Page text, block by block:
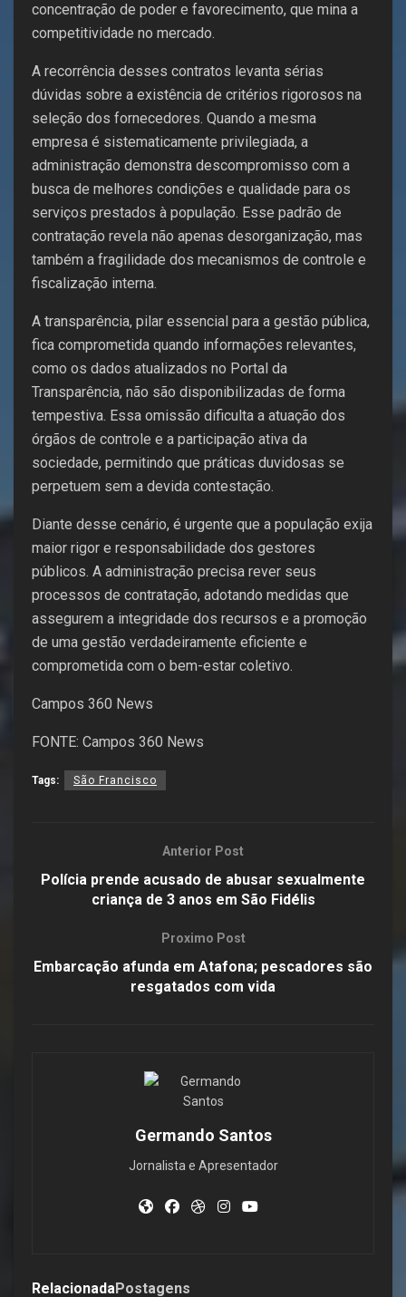
concentração de poder e favorecimento, que mina a
competitividade no mercado.
A recorrência desses contratos levanta sérias
dúvidas sobre a existência de critérios rigorosos na
seleção dos fornecedores. Quando a mesma
empresa é sistematicamente privilegiada, a
administração demonstra descompromisso com a
busca de melhores condições e qualidade para os
serviços prestados à população. Esse padrão de
contratação revela não apenas desorganização, mas
também a fragilidade dos mecanismos de controle e
fiscalização interna.
A transparência, pilar essencial para a gestão pública,
fica comprometida quando informações relevantes,
como os dados atualizados no Portal da
Transparência, não são disponibilizadas de forma
tempestiva. Essa omissão dificulta a atuação dos
órgãos de controle e a participação ativa da
sociedade, permitindo que práticas duvidosas se
perpetuem sem a devida contestação.
Diante desse cenário, é urgente que a população exija
maior rigor e responsabilidade dos gestores
públicos. A administração precisa rever seus
processos de contratação, adotando medidas que
assegurem a integridade dos recursos e a promoção
de uma gestão verdadeiramente eficiente e
comprometida com o bem-estar coletivo.
Campos 360 News
FONTE: Campos 360 News
Tags: São Francisco
Anterior Post
Polícia prende acusado de abusar sexualmente
criança de 3 anos em São Fidélis
Proximo Post
Embarcação afunda em Atafona; pescadores são
resgatados com vida
Germando Santos
Jornalista e Apresentador
RelacionadaPostagens